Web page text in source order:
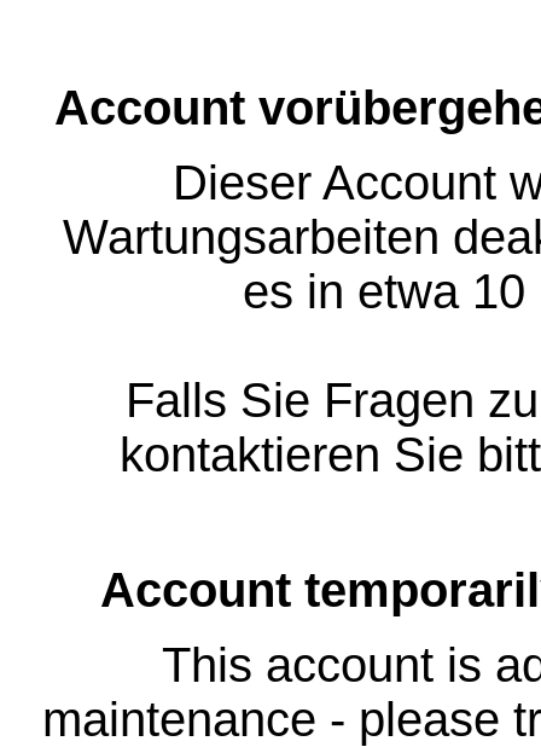
Account
Dieser Account
Wartungsarbeiten
es in etwa
Falls Sie Fragen
kontaktieren Sie
Account
This account is
maintenance - please